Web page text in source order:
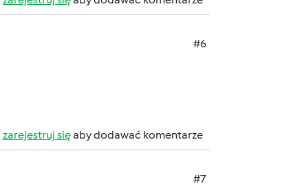
#6
zarejestruj sięaby dodawać komentarze
#7